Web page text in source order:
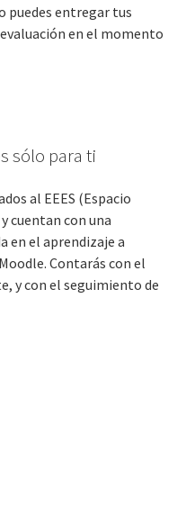
puedes entregar tus
en el momento
sólo para ti
al EEES (Espacio
cuentan con una
en el aprendizaje a
Contarás con el
y con el seguimiento de